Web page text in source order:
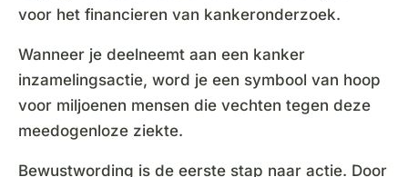
voor het financieren van kankeronderzoek.
Wanneer je deelneemt aan een kanker
inzamelingsactie, word je een symbool van hoop
voor miljoenen mensen die vechten tegen deze
meedogenloze ziekte.
Bewustwording is de eerste stap naar actie. Door